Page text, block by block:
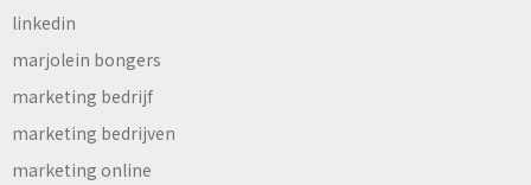
linkedin
marjolein bongers
marketing bedrijf
marketing bedrijven
marketing online